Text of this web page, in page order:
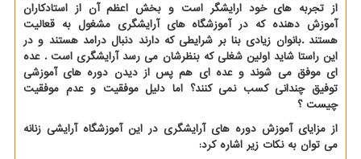
از تجربه های خود ارایشگر است و بخش اعظم آن از استادکاران
آموزش دهنده که در آموزشگاه های آرایشگری مشغول به قعالیت
هستند .بانوان زیادی بنا بر شرایطی که دارند دنبال درامد هستند و در
این راستا شاید اولین شغلی که بنظرشان می رسد آرایشگری است . عده
ای موفق می شوند و عده ای هم پس از دیدن دوره های آموزشی
توفیق چندانی کسب نمی کنند؟ اما دلیل موفقیت و عدم موفقیت
چیست ؟
از مزایای آموزش دوره های آرایشگری در این آموزشگاه آرایشی زنانه
می توان به نکات زیر اشاره کرد: